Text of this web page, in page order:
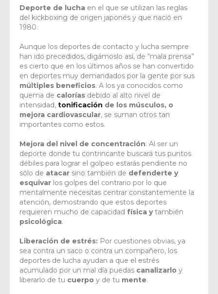
Deporte de lucha en el que se utilizan las reglas
del kickboxing de origen japonés y que nació en
1980.
Aunque los deportes de contacto y lucha siempre
han ido precedidos, digámoslo así, de “mala prensa”
es cierto que en los últimos años se han convertido
en deportes muy demandados por la gente por sus
múltiples beneficios. A los ya conocidos como
quema de calorías debido al alto nivel de
intensidad, tonificación de los músculos, o
mejora cardiovascular, se suman otros tan
importantes como estos.
Mejora del nivel de concentración: Al ser un
deporte donde tu contrincante buscará tus puntos
débiles para lograr el golpeo estarás pendiente no
sólo de atacar sino también de defenderte y
esquivar los golpes del contrario por lo que
mentalmente necesitas centrar constantemente la
atención, demostrando que estos deportes
requieren mucho de capacidad física ytambién
psicológica.
Liberación de estrés: Por cuestiones obvias, ya
sea contra un saco o contra un compañero, los
deportes de lucha ayudan a que el estrés
acumulado por un mal día puedas canalizarlo y
liberarlo de tu cuerpo y de tu mente.